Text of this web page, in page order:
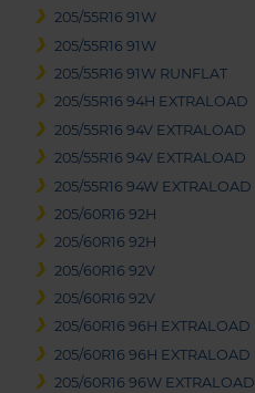
205/55R16 91W
205/55R16 91W
205/55R16 91W RUNFLAT
205/55R16 94H EXTRALOAD
205/55R16 94V EXTRALOAD
205/55R16 94V EXTRALOAD
205/55R16 94W EXTRALOAD
205/60R16 92H
205/60R16 92H
205/60R16 92V
205/60R16 92V
205/60R16 96H EXTRALOAD
205/60R16 96H EXTRALOAD
205/60R16 96W EXTRALOAD